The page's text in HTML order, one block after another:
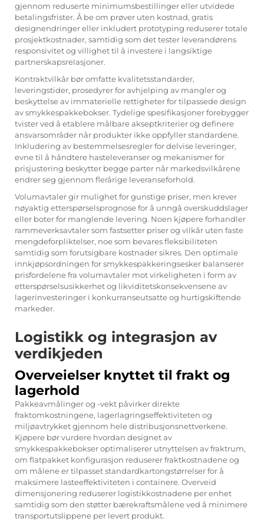
gjennom reduserte minimumsbestillinger eller utvidede
betalingsfrister. Å be om prøver uten kostnad, gratis
designendringer eller inkludert prototyping reduserer totale
prosjektkostnader, samtidig som det tester leverandørens
responsivitet og villighet til å investere i langsiktige
partnerskapsrelasjoner.
Kontraktvilkår bør omfatte kvalitetsstandarder,
leveringstider, prosedyrer for avhjelping av mangler og
beskyttelse av immaterielle rettigheter for tilpassede design
av smykkespakkebokser. Tydelige spesifikasjoner forebygger
tvister ved å etablere målbare akseptkriterier og definere
ansvarsområder når produkter ikke oppfyller standardene.
Inkludering av bestemmelsesregler for delvise leveringer,
evne til å håndtere hasteleveranser og mekanismer for
prisjustering beskytter begge parter når markedsvilkårene
endrer seg gjennom flerårige leveranseforhold.
Volumavtaler gir mulighet for gunstige priser, men krever
nøyaktig etterspørselsprognose for å unngå overskuddslager
eller boter for manglende levering. Noen kjøpere forhandler
rammeverksavtaler som fastsetter priser og vilkår uten faste
mengdeforpliktelser, noe som bevares fleksibiliteten
samtidig som forutsigbare kostnader sikres. Den optimale
innkjøpsordningen for smykkespakkeringsesker balanserer
prisfordelene fra volumavtaler mot virkeligheten i form av
etterspørselsusikkerhet og likviditetskonsekvensene av
lagerinvesteringer i konkurranseutsatte og hurtigskiftende
markeder.
Logistikk og integrasjon av
verdikjeden
Overveielser knyttet til frakt og
lagerhold
Pakkeavmålinger og -vekt påvirker direkte
fraktomkostningene, lagerlagringseffektiviteten og
miljøavtrykket gjennom hele distribusjonsnettverkene.
Kjøpere bør vurdere hvordan designet av
smykkespakkebokser optimaliserer utnyttelsen av fraktrum,
om flatpakket konfigurasjon reduserer fraktkostnadene og
om målene er tilpasset standardkartongstørrelser for å
maksimere lasteeffektiviteten i containere. Overveid
dimensjonering reduserer logistikkostnadene per enhet
samtidig som den støtter bærekraftsmålene ved å minimere
transportutslippene per levert produkt.